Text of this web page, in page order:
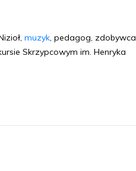
muzyk, pedagog,
Skrzypcowym im. Henryka